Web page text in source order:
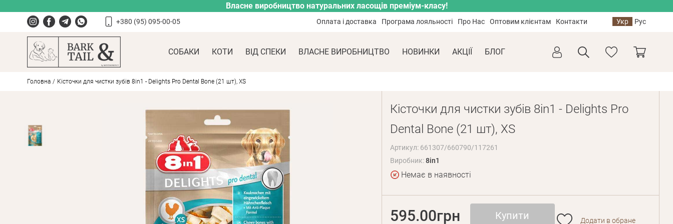
Власне виробництво натуральних ласощів преміум-класу!
+380 (95) 095-00-05 Оплата і доставка Програма лояльності Про Нас Оптовим клієнтам Контакти Укр Рус
СОБАКИ КОТИ ВІД СПЕКИ ВЛАСНЕ ВИРОБНИЦТВО НОВИНКИ АКЦІЇ БЛОГ
Головна Кісточки для чистки зубів 8in1 - Delights Pro Dental Bone (21 шт), XS
Кісточки для чистки зубів 8in1 - Delights Pro
Dental Bone (21 шт), XS
Артикул: 661307/660790/117261
Виробник:8in1
Немає в наявності
595.00грн Купити Додати в обране